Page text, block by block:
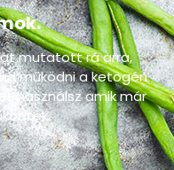
mutatott rá arra,
működni a ketogén
használsz amik már